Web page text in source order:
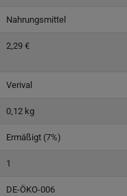
Nahrungsmittel
2,29 €
Verival
0,12 kg
Ermäßigt (7%)
1
DE-ÖKO-006